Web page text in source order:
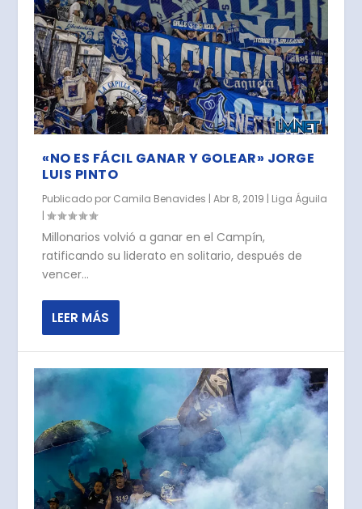
«NO ES FÁCIL GANAR Y GOLEAR» JORGE
LUIS PINTO
Publicado por Camila Benavides |Abr 8, 2019 | Liga Águila
|
Millonarios volvió a ganar en el Campín,
ratificando su liderato en solitario, después de
vencer...
LEER MÁS